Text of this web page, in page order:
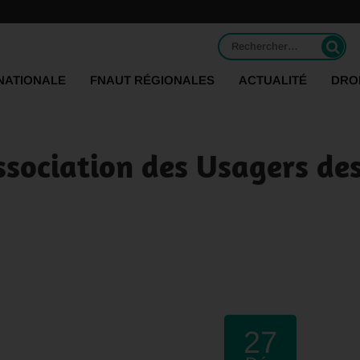
Rechercher :
FNAUT RÉGIONALES ACTUALITÉ
des Usagers
27